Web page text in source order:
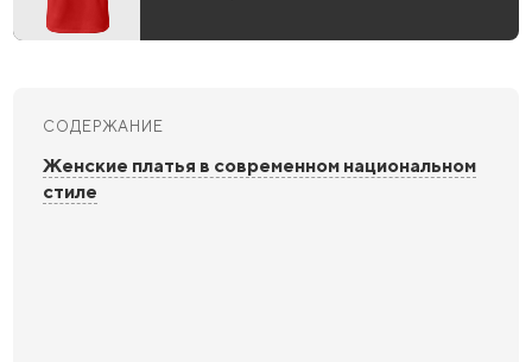
СОДЕРЖАНИЕ
Женские платья в современном национальном
стиле